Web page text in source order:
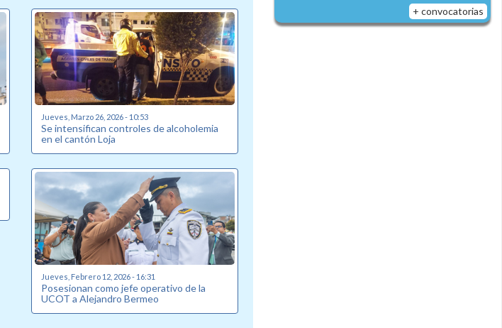
Jueves, Marzo 26, 2026 - 10:53
Se intensifican controles de alcoholemia
en el cantón Loja
Jueves, Febrero 12, 2026 - 16:31
Posesionan como jefe operativo de la
UCOT a Alejandro Bermeo
+ convocatorias